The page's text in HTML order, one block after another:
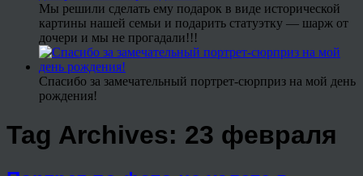
Мы решили сделать ему подарок в виде исторической
картины нашей семьи и подарить статуэтку — шарж от
дочери и мы не прогадали!!!
Спасибо за замечательный портрет-сюрприз на мой день
рождения!
Tag Archives: 23 февраля